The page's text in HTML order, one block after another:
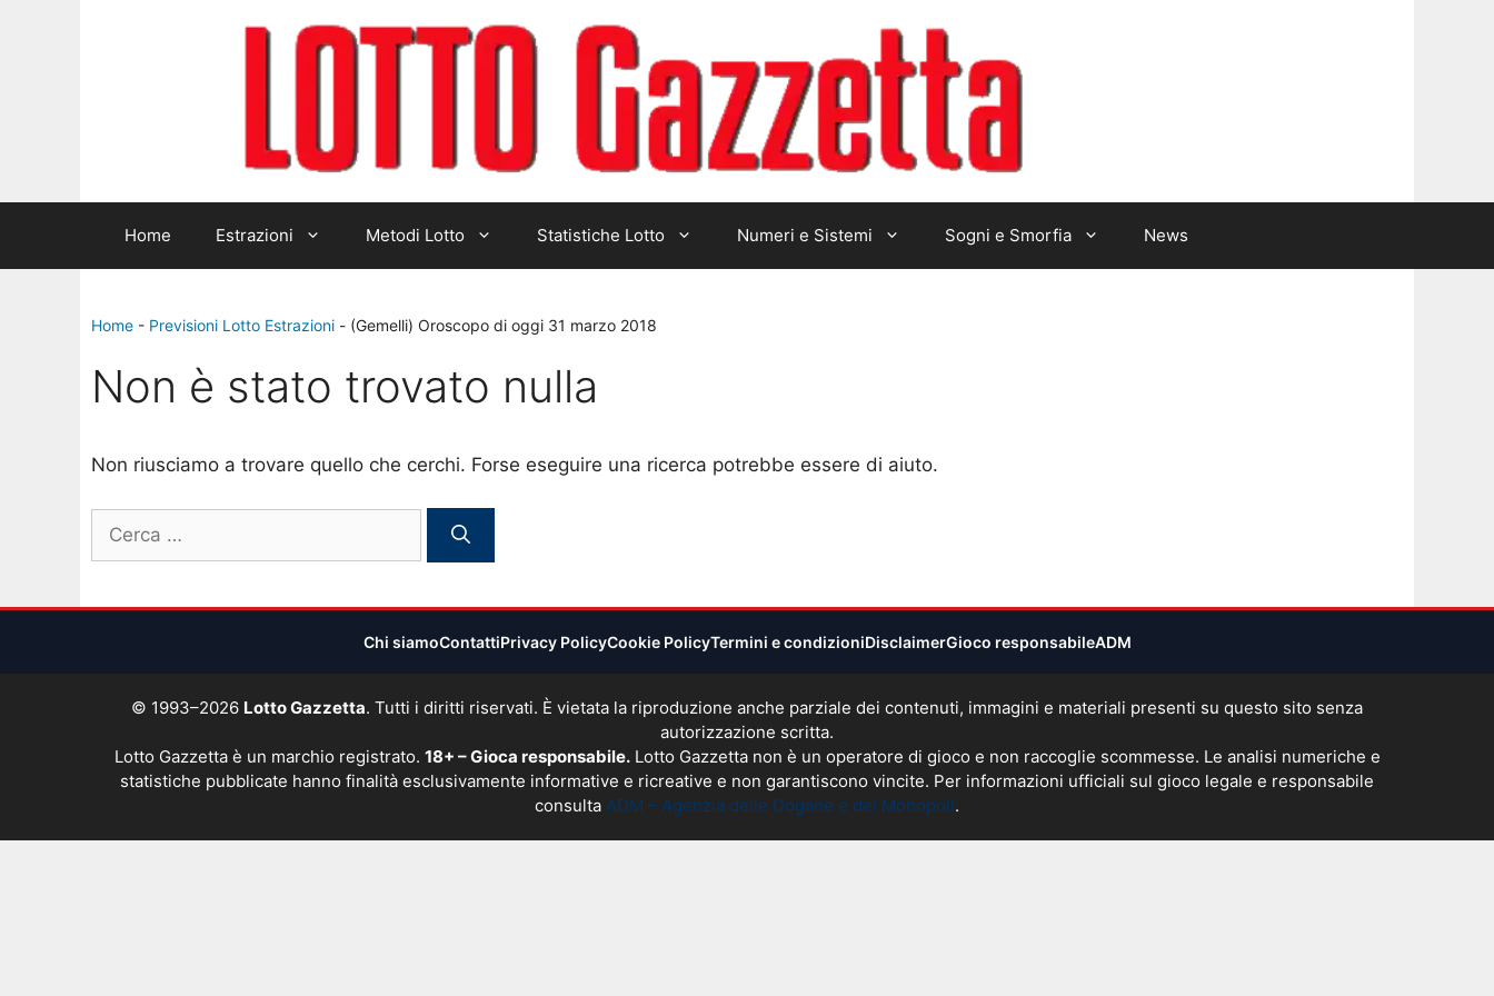
Home Estrazioni Metodi Lotto Statistiche Lotto Numeri e Sistemi Sogni e Smorfia News
Home - Previsioni Lotto Estrazioni - (Gemelli) Oroscopo di oggi 31 marzo 2018
Non è stato trovato nulla
Non riusciamo a trovare quello che cerchi. Forse eseguire una ricerca potrebbe essere di aiuto.
per:
Chi siamoContattiPrivacy PolicyCookie PolicyTermini e condizioniDisclaimerGioco responsabileADM
© 1993–2026 Lotto Gazzetta. Tutti i diritti riservati. È vietata la riproduzione anche parziale dei contenuti, immagini e materiali presenti su questo sito senza
autorizzazione scritta.
Lotto Gazzetta è un marchio registrato. 18+ – Gioca responsabile.Lotto Gazzetta non è un operatore di gioco e non raccoglie scommesse. Le analisi numeriche e
statistiche pubblicate hanno finalità esclusivamente informative e ricreative e non garantiscono vincite. Per informazioni ufficiali sul gioco legale e responsabile
consulta ADM – Agenzia delle Dogane e dei Monopoli.